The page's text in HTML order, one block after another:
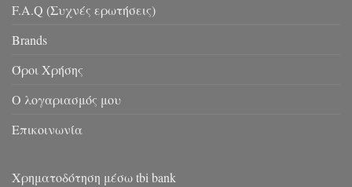
F.A.Q (Συχνές ερωτήσεις)
Brands
Όροι Χρήσης
Ο λογαριασμός μου
Επικοινωνία
Χρηματοδότηση μέσω tbi bank